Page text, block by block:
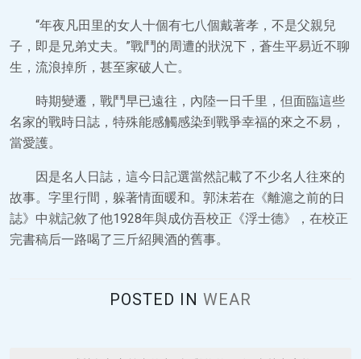
“年夜凡田里的女人十個有七八個戴著孝，不是父親兒
子，即是兄弟丈夫。”戰鬥的周遭的狀況下，蒼生平易近不聊
生，流浪掉所，甚至家破人亡。
時期變遷，戰鬥早已遠往，內陸一日千里，但面臨這些
名家的戰時日誌，特殊能感觸感染到戰爭幸福的來之不易，
當愛護。
因是名人日誌，這今日記選當然記載了不少名人往來的
故事。字里行間，躲著情面暖和。郭沫若在《離滬之前的日
誌》中就記敘了他1928年與成仿吾校正《浮士德》，在校正
完書稿后一路喝了三斤紹興酒的舊事。
POSTED IN WEAR